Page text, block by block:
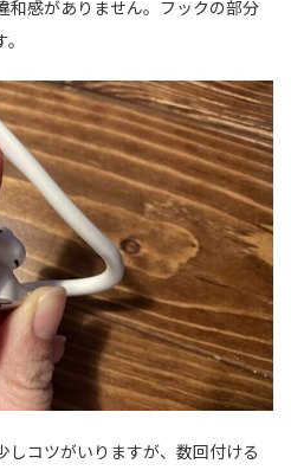
和感がありません。フックの部分
しコツがいりますが、数回付ける